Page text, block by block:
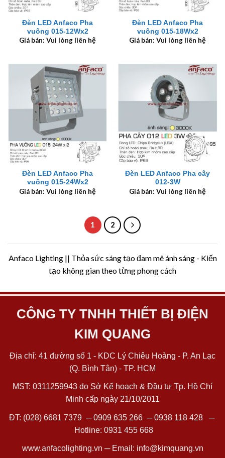
Đèn LED Anfaco Pha
vuông 015-12Wx2
Giá bán: Vui lòng liên hệ
Đèn LED Anfaco Pha
vuông 015-18Wx2
Giá bán: Vui lòng liên hệ
Đèn LED Anfaco Pha
vuông 015-24Wx2
Giá bán: Vui lòng liên hệ
Đèn LED Anfaco Pha cây
012-3W
Giá bán: Vui lòng liên hệ
1 2
Anfaco Lighting || Thỏa sức sáng tạo đam mê ánh sáng - Kiến
tạo không gian theo từng phong cách
CÔNG TY TNHH THIẾT BỊ ĐIỆN
KIM QUANG
Địa chỉ: 41 đường số 1 - KDC Lý Chiêu Hoàng - P. An Lạc
(Q. Bình Tân) - TP. HCM
MST: 0311259943 do Sở Kế hoạch & Đầu tư Tp. Hồ Chí
Minh cấp ngày 21/10/2011
ĐT: (028) 6681 7379 ─0909 635 266─0938 118 428─
Hotline: 0931 455 668
www.anfacolighting.vn ─ Email: info@kimquang.vn